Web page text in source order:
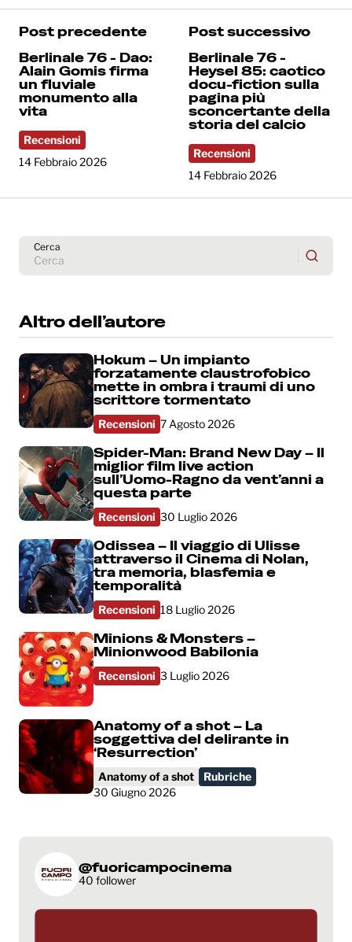
Post precedente
Berlinale 76 - Dao:
Alain Gomis firma
un fluviale
monumento alla
vita
Recensioni
14 Febbraio 2026
Post successivo
Berlinale 76 -
Heysel 85: caotico
docu-fiction sulla
pagina più
sconcertante della
storia del calcio
Recensioni
14 Febbraio 2026
Cerca
Altro dell’autore
Hokum – Un impianto
forzatamente claustrofobico
mette in ombra i traumi di uno
scrittore tormentato
Recensioni 7 Agosto 2026
Spider-Man: Brand New Day – Il
miglior film live action
sull’Uomo-Ragno da vent’anni a
questa parte
Recensioni 30 Luglio 2026
Odissea – Il viaggio di Ulisse
attraverso il Cinema di Nolan,
tra memoria, blasfemia e
temporalità
Recensioni 18 Luglio 2026
Minions & Monsters –
Minionwood Babilonia
Recensioni 3 Luglio 2026
Anatomy of a shot – La
soggettiva del delirante in
‘Resurrection’
Anatomy of a shot
Rubriche
30 Giugno 2026
@fuoricampocinema
40 follower